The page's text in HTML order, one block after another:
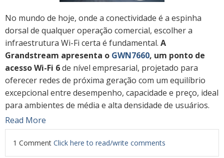
No mundo de hoje, onde a conectividade é a espinha
dorsal de qualquer operação comercial, escolher a
infraestrutura Wi-Fi certa é fundamental. A
Grandstream apresenta o GWN7660, um ponto de
acesso Wi-Fi 6de nível empresarial, projetado para
oferecer redes de próxima geração com um equilíbrio
excepcional entre desempenho, capacidade e preço, ideal
para ambientes de média e alta densidade de usuários.
Read More
1 Comment Click here to read/write comments